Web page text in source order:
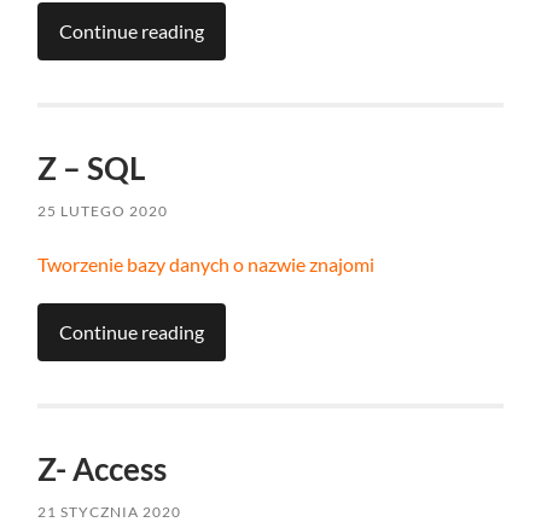
Continue reading
Z – SQL
25 LUTEGO 2020
Tworzenie bazy danych o nazwie znajomi
Continue reading
Z- Access
21 STYCZNIA 2020